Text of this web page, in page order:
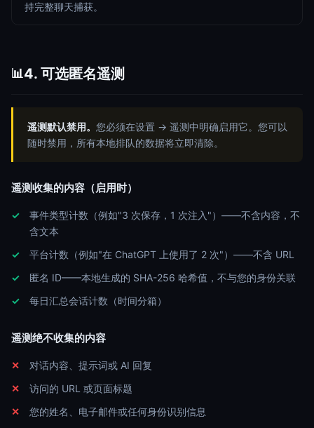
持完整聊天捕获。
📊4. 可选匿名遥测
遥测默认禁用。 您必须在设置 → 遥测中明确启用它。您可以
随时禁用，所有本地排队的数据将立即清除。
遥测收集的内容（启用时）
事件类型计数（例如"3 次保存，1 次注入"）——不含内容，不
含文本
平台计数（例如"在 ChatGPT 上使用了 2 次"）——不含 URL
匿名 ID——本地生成的 SHA-256 哈希值，不与您的身份关联
每日汇总会话计数（时间分箱）
遥测绝不收集的内容
对话内容、提示词或 AI 回复
访问的 URL 或页面标题
您的姓名、电子邮件或任何身份识别信息